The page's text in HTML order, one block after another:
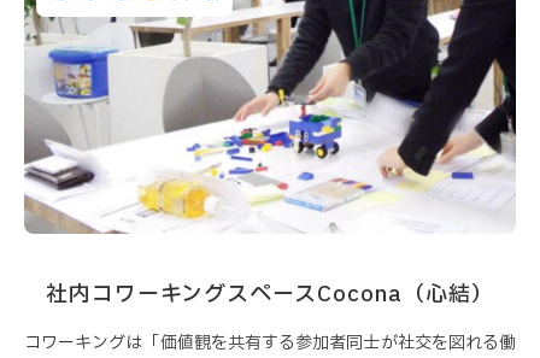
社内コワーキングスペースCocona（心結）
コワーキングは「価値観を共有する参加者同士が社交を図れる働